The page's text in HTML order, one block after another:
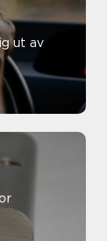
ut av